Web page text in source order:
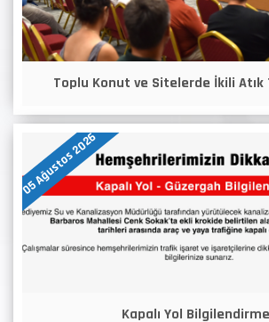
Toplu Konut ve Sitelerde İkili Atık
05 Ağustos 2026
Kapalı Yol